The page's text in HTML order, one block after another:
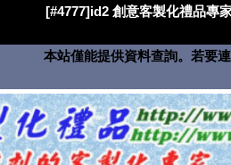
[#4777]id2 創意客製化禮品專
本站僅能提供資料查詢。若要